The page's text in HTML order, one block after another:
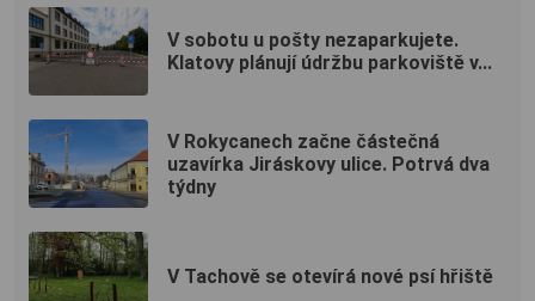
V sobotu u pošty nezaparkujete.
Klatovy plánují údržbu parkoviště v...
V Rokycanech začne částečná
uzavírka Jiráskovy ulice. Potrvá dva
týdny
V Tachově se otevírá nové psí hřiště